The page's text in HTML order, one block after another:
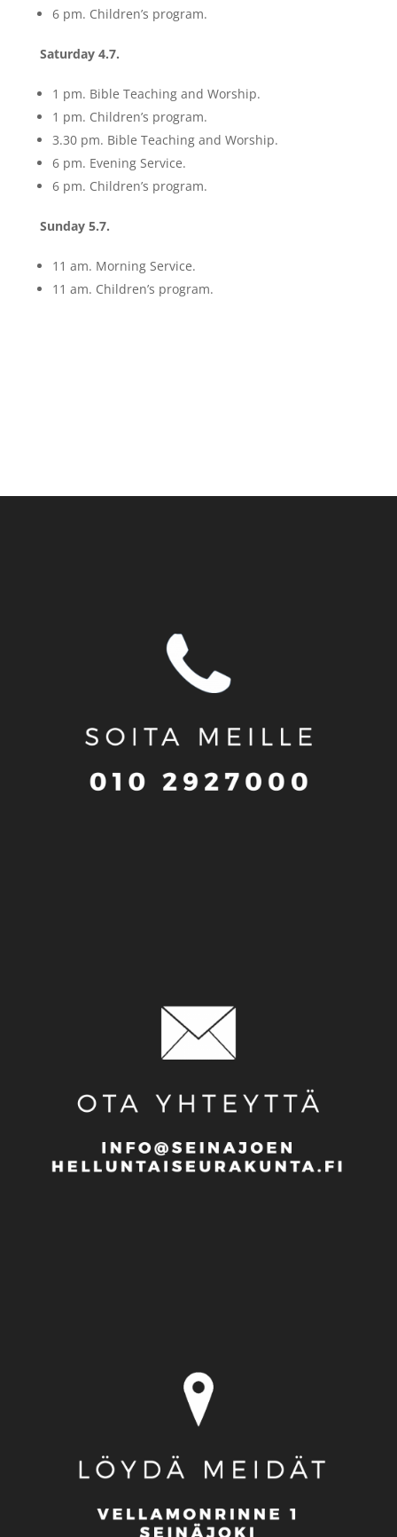
6 pm. Children’s program.
Saturday 4.7.
1 pm. Bible Teaching and Worship.
1 pm. Children’s program.
3.30 pm. Bible Teaching and Worship.
6 pm. Evening Service.
6 pm. Children’s program.
Sunday 5.7.
11 am. Morning Service.
11 am. Children’s program.